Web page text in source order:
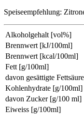
Speiseempfehlung:
Alkoholgehalt [vol%]
Brennwert [kJ/100ml]
Brennwert [kcal/100ml]
Fett [g/100ml]
davon gesättigte
Kohlenhydrate [g/100ml]
davon Zucker [g/100 ml]
Eiweiss [g/100ml]